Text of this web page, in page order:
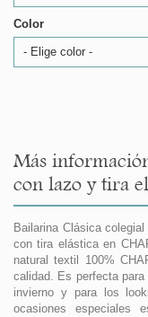
Color
- Elige color -
Más
con lazo y tira
Bailarina Clásica
con tira elástica en
natural textil 100%
calidad. Es perfecta
invierno y para los
ocasiones especiales